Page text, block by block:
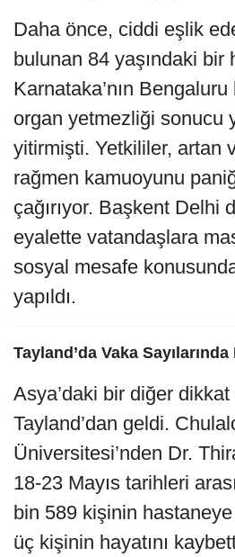
Daha önce, ciddi eşlik
bulunan 84 yaşındaki bir
Karnataka’nın
organ yetmezliği sonucu
yitirmişti. Yetkililer, artan
rağmen kamuoyunu
çağırıyor. Başkent Delhi
eyalette vatandaşlara
sosyal mesafe
yapıldı.
Tayland’da Vaka Sayılarında
Asya’daki bir diğer
Tayland’dan geldi.
Üniversitesi’nden Dr.
18-23 Mayıs tarihleri
bin 589 kişinin
üç kişinin hayatını